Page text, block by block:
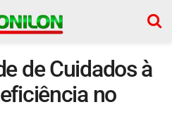
de Cuidados à
no